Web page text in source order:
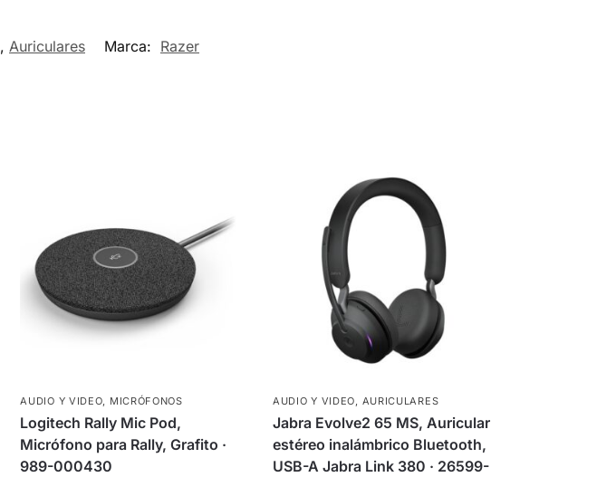
, Auriculares Marca: Razer
AUDIO Y VIDEO, MICRÓFONOS
Logitech Rally Mic Pod,
Micrófono para Rally, Grafito ·
989-000430
AUDIO Y VIDEO, AURICULARES
Jabra Evolve2 65 MS, Auricular
estéreo inalámbrico Bluetooth,
USB-A Jabra Link 380 · 26599-